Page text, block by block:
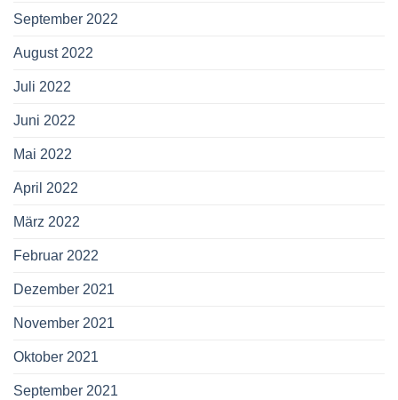
September 2022
August 2022
Juli 2022
Juni 2022
Mai 2022
April 2022
März 2022
Februar 2022
Dezember 2021
November 2021
Oktober 2021
September 2021